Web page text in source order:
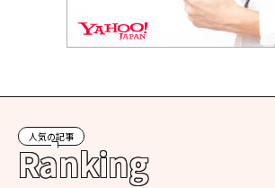
人気の記事
Ranking